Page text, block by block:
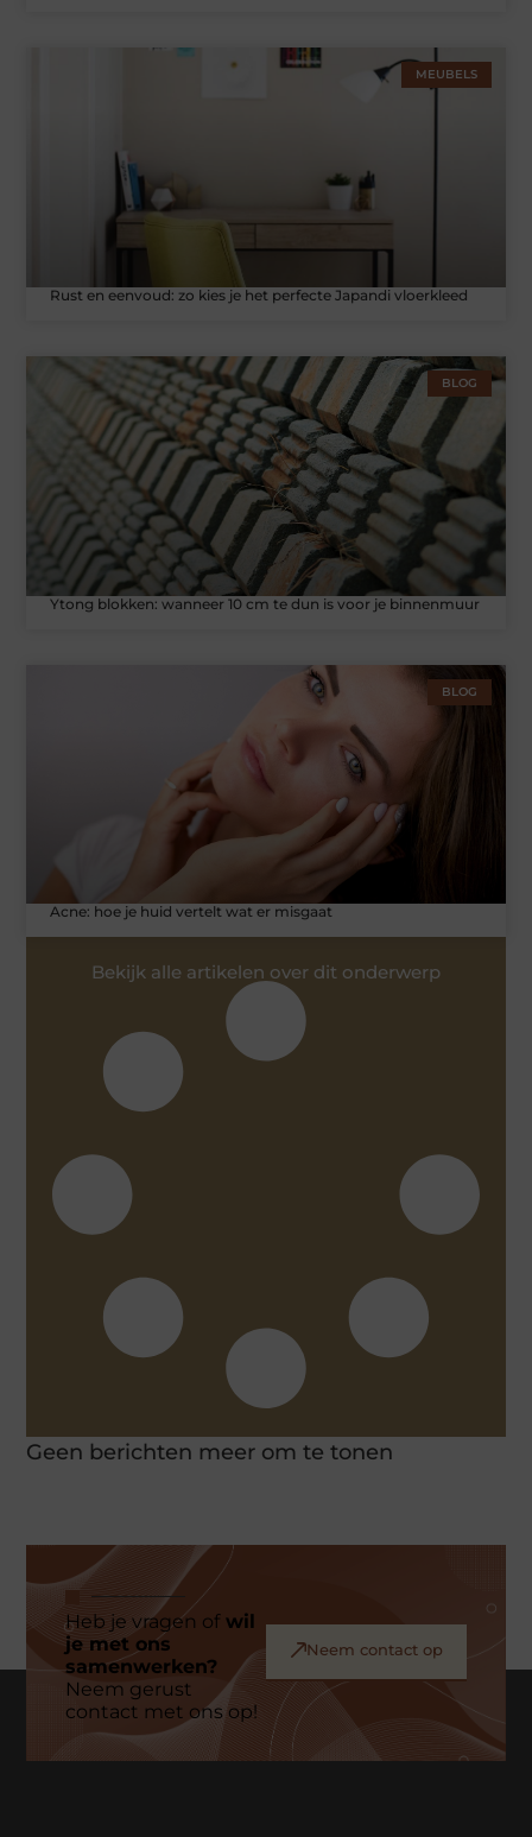
MEUBELS
Rust en eenvoud: zo kies je het perfecte Japandi vloerkleed
BLOG
Ytong blokken: wanneer 10 cm te dun is voor je binnenmuur
BLOG
Acne: hoe je huid vertelt wat er misgaat
Bekijk alle artikelen over dit onderwerp
Geen berichten meer om te tonen
Heb je vragen ofwil
je met ons
samenwerken?
Neem gerust
contact met ons op!
Neem contact op